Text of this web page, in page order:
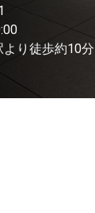
より徒歩約10分